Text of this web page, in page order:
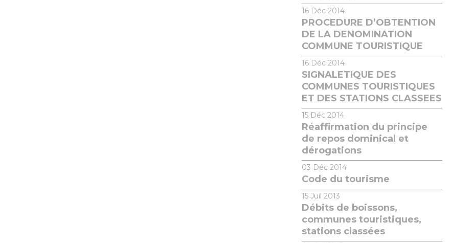
16 Déc 2014
PROCEDURE D’OBTENTION
DE LA DENOMINATION
COMMUNE TOURISTIQUE
16 Déc 2014
SIGNALETIQUE DES
COMMUNES TOURISTIQUES
ET DES STATIONS CLASSEES
15 Déc 2014
Réaffirmation du principe
de repos dominical et
dérogations
03 Déc 2014
Code du tourisme
15 Juil 2013
Débits de boissons,
communes touristiques,
stations classées